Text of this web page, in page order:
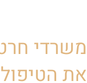
משרדי
את